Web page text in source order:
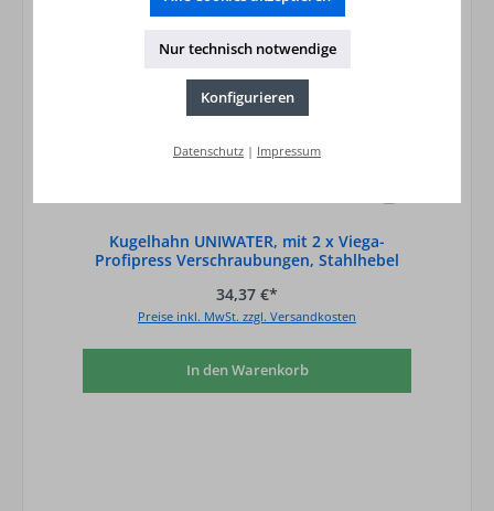
Kugelhahn UNIWATER, mit 2 x Viega-
Profipress Verschraubungen, Stahlhebel
34,37 €*
Preise inkl. MwSt. zzgl. Versandkosten
In den Warenkorb
Nur technisch notwendige
Konfigurieren
Datenschutz | Impressum